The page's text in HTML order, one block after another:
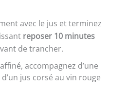
avec le jus et terminez
reposer 10 minutes
de trancher.
accompagnez d’une
jus corsé au vin rouge